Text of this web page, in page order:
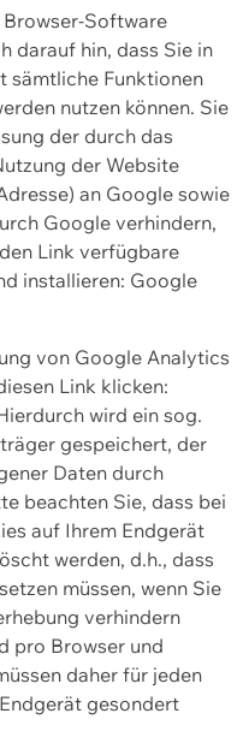
Software
darauf hin, dass Sie in
sämtliche Funktionen
nutzen können. Sie
der durch das
der Website
an Google sowie
Google verhindern,
Link verfügbare
installieren: Google
von Google Analytics
Link klicken:
wird ein sog.
gespeichert, der
Daten durch
beachten Sie, dass bei
auf Ihrem Endgerät
werden, d.h., dass
müssen, wenn Sie
verhindern
pro Browser und
daher für jeden
gesondert